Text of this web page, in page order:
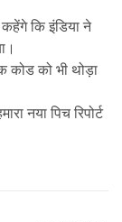
कि इंडिया ने
कोड को भी थोड़ा
नया पिच रिपोर्ट